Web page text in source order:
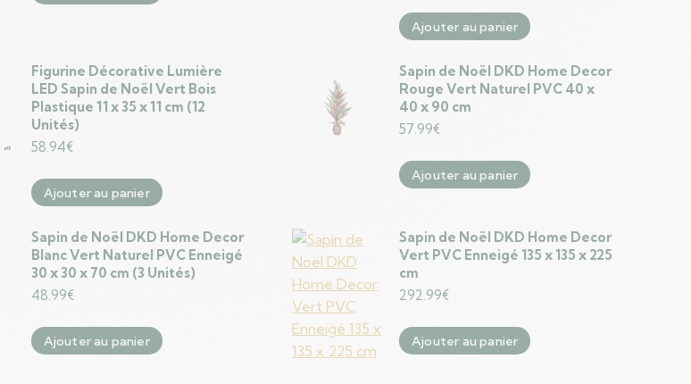
Ajouter au panier
Figurine Décorative Lumière
LED Sapin de Noël Vert Bois
Plastique 11 x 35 x 11 cm (12
Unités)
58.94€
Ajouter au panier
Sapin de Noël DKD Home Decor
Rouge Vert Naturel PVC 40 x
40 x 90 cm
57.99€
Ajouter au panier
Sapin de Noël DKD Home Decor
Blanc Vert Naturel PVC Enneigé
30 x 30 x 70 cm (3 Unités)
48.99€
Ajouter au panier
Sapin de Noël DKD Home Decor
Vert PVC Enneigé 135 x 135 x 225
cm
292.99€
Ajouter au panier